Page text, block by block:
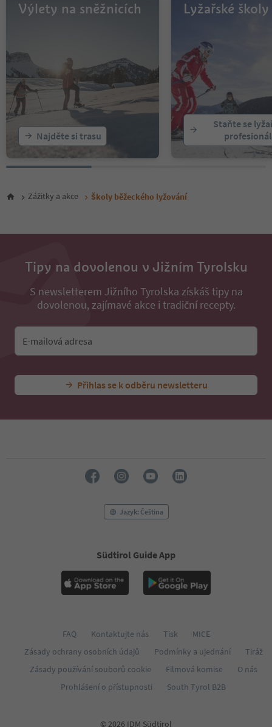
Výlety na sněžnicích
Najděte si trasu
Lyžařské školy
Staňte se
Zážitky a akce Školy běžeckého lyžování
Tipy na dovolenou v Jižním Tyrolsku
S newsletterem Jižního Tyrolska získáš tipy na
dovolenou, zajímavé akce i tradiční recepty.
E-mailová adresa
Přihlas se k odběru newsletteru
Jazyk: Čeština
Südtirol Guide App
FAQ Kontaktujte nás Tisk
MICE
Zásady ochrany osobních údajů
Podmínky a ujednání
Tiráž
Zásady používání souborů cookie
Filmová komise
O nás
Prohlášení o přístupnosti
South Tyrol B2B
© 2026 IDM Südtirol